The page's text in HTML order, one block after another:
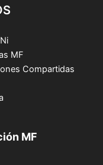
MF
Compartidas
MF